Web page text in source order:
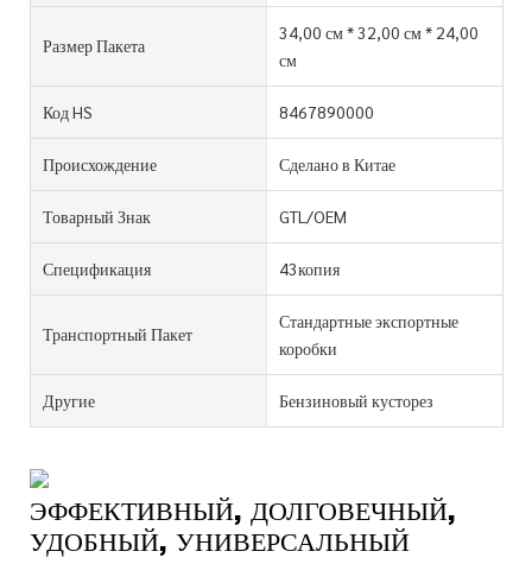
Размер Пакета
34,00 см * 32,00 см * 24,00
см
Код HS 8467890000
Происхождение Сделано в Китае
Товарный Знак GTL/OEM
Спецификация 43копия
Транспортный Пакет
Стандартные экспортные
коробки
Другие Бензиновый кусторез
ЭФФЕКТИВНЫЙ, ДОЛГОВЕЧНЫЙ,
УДОБНЫЙ, УНИВЕРСАЛЬНЫЙ